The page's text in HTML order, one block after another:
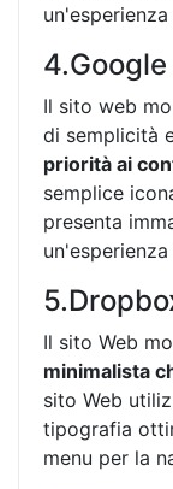
4.Google
Il sito web
di semplicità
priorità ai
semplice
presenta
Il sito Web
minimalista
sito Web
tipografia
menu per la